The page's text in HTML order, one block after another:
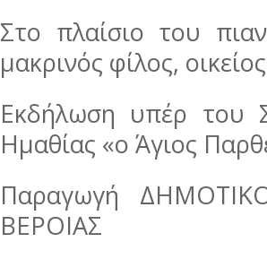
Στο πλαίσιο του
μακρινός φίλος,
Εκδήλωση υπέρ του
Ημαθίας «ο Άγιος
Παραγωγή
ΒΕΡΟΙΑΣ